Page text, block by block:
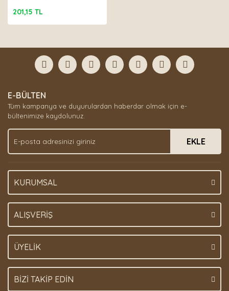
201,15 TL
E-BÜLTEN
Tüm kampanya ve duyurulardan haberdar olmak için e-
bültenimize kaydolunuz.
EKLE
KURUMSAL
ALIŞVERİŞ
ÜYELİK
BİZİ TAKİP EDİN